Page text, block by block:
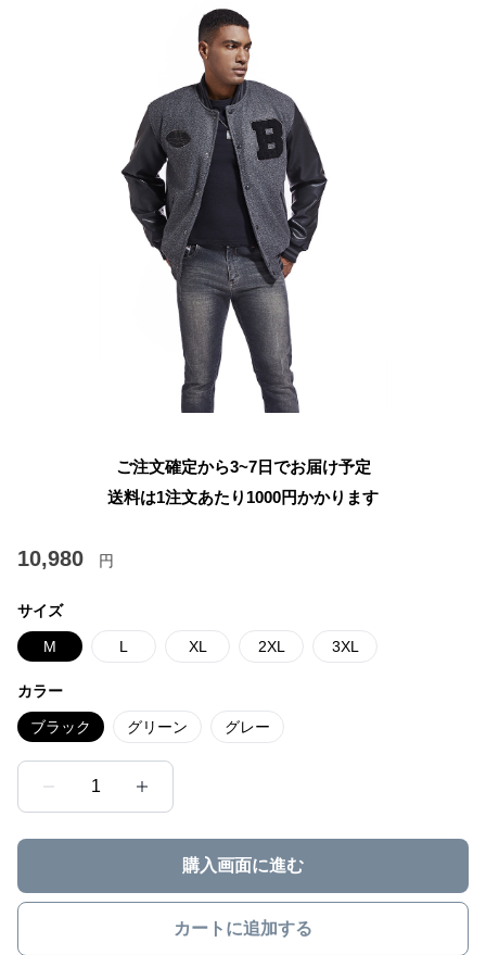
ご注文確定から3~7日でお届け予定
送料は1注文あたり 1000円かかります
10,980 円
サイズ
M L XL 2XL 3XL
カラー
ブラック グリーン グレー
1
購入画面に進む
カートに追加する